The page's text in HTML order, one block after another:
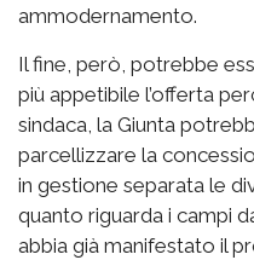
ammodernamento.
Il fine, però, potrebbe
più appetibile l’offerta
sindaca, la Giunta
parcellizzare la
in gestione separata le
quanto riguarda i campi
abbia già manifestato il